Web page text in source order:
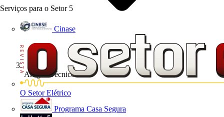
Serviços para o Setor 5
Cinase
O Setor Elétrico
Programa Casa Segura
Artigos Técnicos